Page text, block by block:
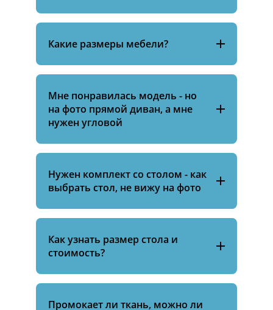
Какие размеры мебели?
Мне понравилась модель - но
на фото прямой диван, а мне
нужен угловой
Нужен комплект со столом - как
выбрать стол, не вижу на фото
Как узнать размер стола и
стоимость?
Промокает ли ткань, можно ли